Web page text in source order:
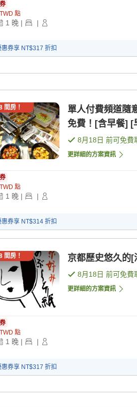
TWD 點
1 晚 | |
惠券享 NT$317 折扣
間房！
單人付費頻道隨
免費！[含早餐] [
8月18日 前可免費
更詳細的方案資訊
TWD 點
1 晚 | |
惠券享 NT$314 折扣
間房！ 京都歷史悠久的
8月18日 前可免費
更詳細的方案資訊
TWD 點
1 晚 | |
惠券享 NT$317 折扣